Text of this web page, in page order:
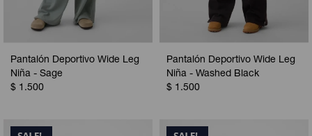
Pantalón Deportivo Wide Leg
Niña - Sage
$ 1.500
Pantalón Deportivo Wide Leg
Niña - Washed Black
$ 1.500